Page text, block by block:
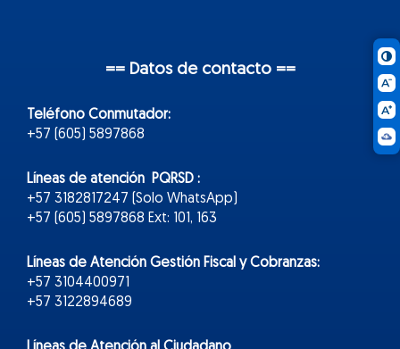
== Datos de contacto ==
Teléfono Conmutador:
+57 (605) 5897868
Líneas de atención PQRSD :
+57 3182817247 (Solo WhatsApp)
+57 (605) 5897868 Ext: 101, 163
Líneas de Atención Gestión Fiscal y Cobranzas:
+57 3104400971
+57 3122894689